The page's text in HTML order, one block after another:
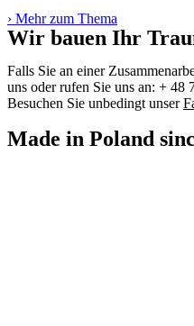
› Mehr zum Thema
Wir bauen Ihr
Falls Sie an einer
uns oder rufen Sie uns an: + 48
Besuchen Sie unbedingt unser
Made in Poland